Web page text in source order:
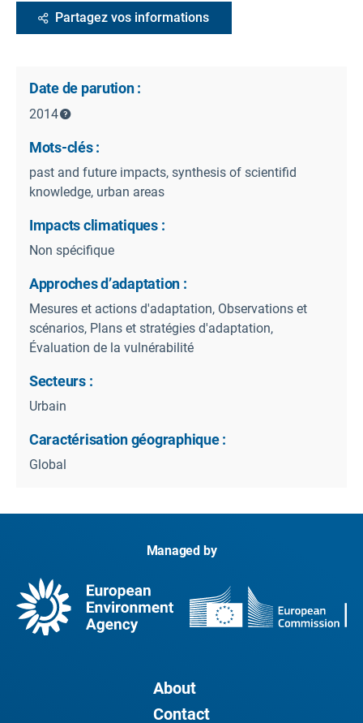
Partagez vos informations
Date de parution :
2014
Mots-clés :
past and future impacts, synthesis of scientifid
knowledge, urban areas
Impacts climatiques :
Non spécifique
Approches d’adaptation :
Mesures et actions d'adaptation, Observations et
scénarios, Plans et stratégies d'adaptation,
Évaluation de la vulnérabilité
Secteurs :
Urbain
Caractérisation géographique :
Global
Managed by
About
Contact